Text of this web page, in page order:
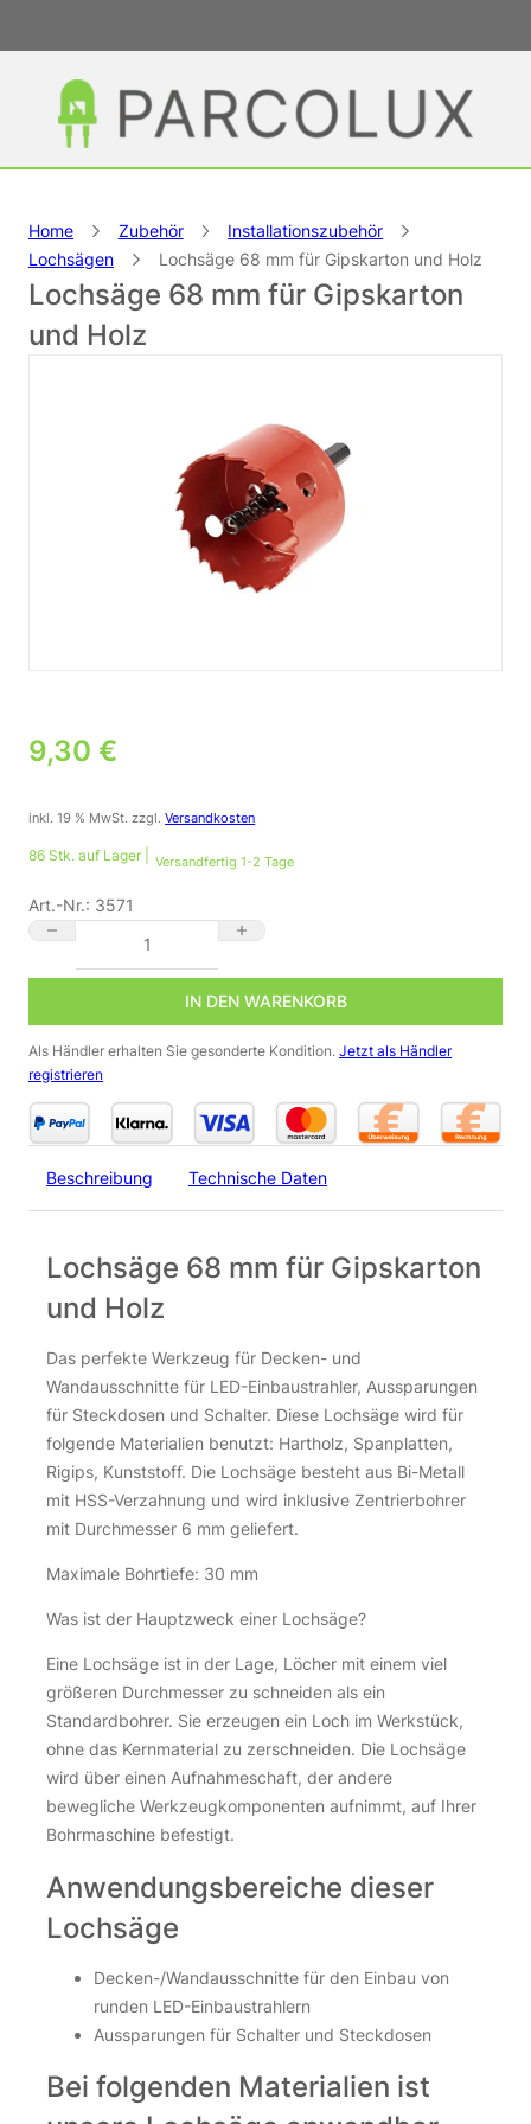
Home Zubehör
Installationszubehör
Lochsägen
Lochsäge 68 mm für Gipskarton und Holz
Lochsäge 68 mm für Gipskarton
und Holz
9,30 €
inkl. 19 % MwSt. zzgl.Versandkosten
86 Stk. auf Lager | Versandfertig 1-2 Tage
Art.-Nr.: 3571
Lochsäge 68 mm für Gipskarton und Holz Menge
IN DEN WARENKORB
Als Händler erhalten Sie gesonderte Kondition. Jetzt als Händler
registrieren
Beschreibung Technische Daten
Lochsäge 68 mm für Gipskarton
und Holz
Das perfekte Werkzeug für Decken- und
Wandausschnitte für LED-Einbaustrahler, Aussparungen
für Steckdosen und Schalter. Diese Lochsäge wird für
folgende Materialien benutzt: Hartholz, Spanplatten,
Rigips, Kunststoff. Die Lochsäge besteht aus Bi-Metall
mit HSS-Verzahnung und wird inklusive Zentrierbohrer
mit Durchmesser 6 mm geliefert.
Maximale Bohrtiefe: 30 mm
Was ist der Hauptzweck einer Lochsäge?
Eine Lochsäge ist in der Lage, Löcher mit einem viel
größeren Durchmesser zu schneiden als ein
Standardbohrer. Sie erzeugen ein Loch im Werkstück,
ohne das Kernmaterial zu zerschneiden. Die Lochsäge
wird über einen Aufnahmeschaft, der andere
bewegliche Werkzeugkomponenten aufnimmt, auf Ihrer
Bohrmaschine befestigt.
Anwendungsbereiche dieser
Lochsäge
Decken-/Wandausschnitte für den Einbau von
runden LED-Einbaustrahlern
Aussparungen für Schalter und Steckdosen
Bei folgenden Materialien ist